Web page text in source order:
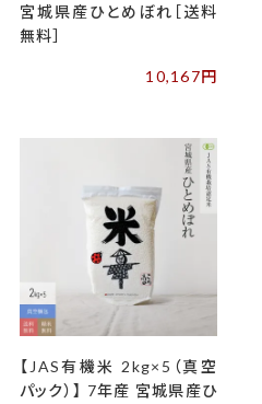
宮城県産ひとめぼれ［送料
無料］
10,167円
【JAS有機米 2kg×5（真空
パック）】 7年産 宮城県産ひ